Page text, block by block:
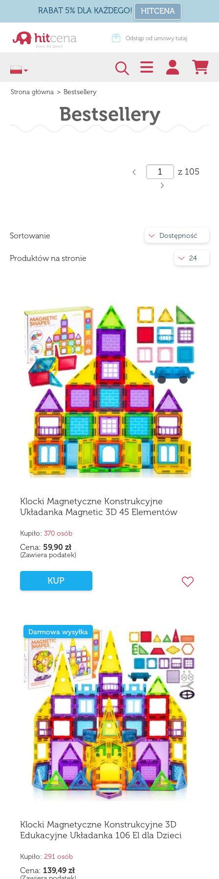
RABAT 5% DLA KAŻDEGO! HITCENA
Odstąp od umowy tutaj Zapakuj na
Strona główna > Bestsellery
Bestsellery
z 105
Sortowanie Dostępność
Produktów na stronie 24
Klocki Magnetyczne Konstrukcyjne
Układanka Magnetic 3D 45 Elementów
Kupiło: 370 osób
Cena: 59,90 zł
(Zawiera podatek)
KUP
Darmowa wysyłka
Klocki Magnetyczne Konstrukcyjne 3D
Edukacyjne Układanka 106 El dla Dzieci
Kupiło: 291 osób
Cena: 139,49 zł